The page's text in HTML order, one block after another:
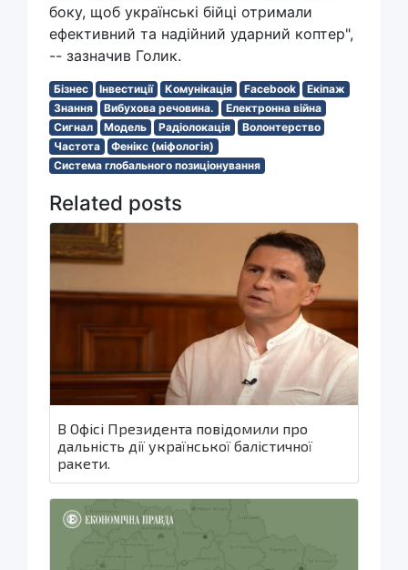
боку, щоб українські бійці отримали
ефективний та надійний ударний коптер",
-- зазначив Голик.
Бізнес Інвестиції Комунікація Facebook
Екіпаж
Знання
Вибухова речовина.
Електронна війна
Сигнал
Модель Радіолокація
Волонтерство
Частота
Фенікс (міфологія)
Система глобального позиціонування
Related posts
В Офісі Президента повідомили про
дальність дії української балістичної
ракети.